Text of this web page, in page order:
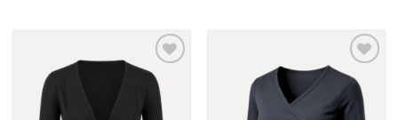
Toevoegen
aan
verlanglijst
Toevoegen
aan
verlanglijst